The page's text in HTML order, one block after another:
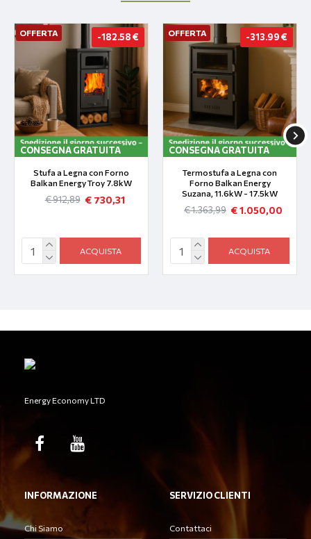
OFFERTA
CONSEGNA GRATUITA
-182.58 €
Stufa a Legna con Forno
Balkan Energy Troy 7.8kW
€ 730,31
€ 912,89
ACQUISTA
OFFERTA
CONSEGNA GRATUITA
-313.99 €
Termostufa a Legna con
Forno Balkan Energy
Suzana, 11.6kW - 17.5kW
€ 1.050,00
€ 1.363,99
ACQUISTA
Energy Economy LTD
INFORMAZIONE
Chi Siamo
SERVIZIO CLIENTI
Contattaci